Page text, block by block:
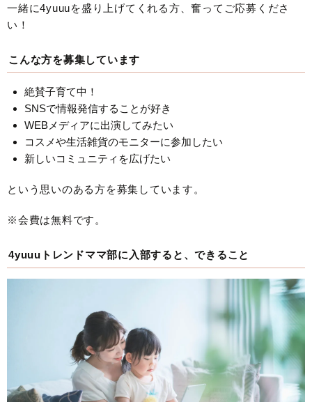
一緒に4yuuuを盛り上げてくれる方、奮ってご応募くださ
い！
こんな方を募集しています
絶賛子育て中！
SNSで情報発信することが好き
WEBメディアに出演してみたい
コスメや生活雑貨のモニターに参加したい
新しいコミュニティを広げたい
という思いのある方を募集しています。
※会費は無料です。
4yuuuトレンドママ部に入部すると、できること